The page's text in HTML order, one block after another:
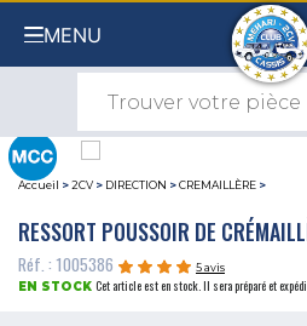
MENU
Accueil >2CV > DIRECTION >CREMAILLÈRE >
RESSORT POUSSOIR DE
Réf. : 1005386
5 avis
EN STOCK Cet article est en stock. Il sera préparé et